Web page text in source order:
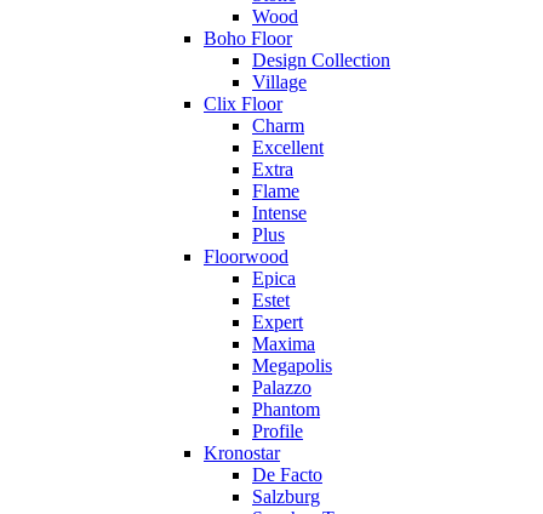
Wood
Boho Floor
Design Collection
Village
Clix Floor
Charm
Excellent
Extra
Flame
Intense
Plus
Floorwood
Epica
Estet
Expert
Maxima
Megapolis
Palazzo
Phantom
Profile
Kronostar
De Facto
Salzburg